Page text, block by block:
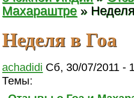
Махараштре »
Неделя в Гоа
achadidi Сб, 30/07/2011 -
Темы: